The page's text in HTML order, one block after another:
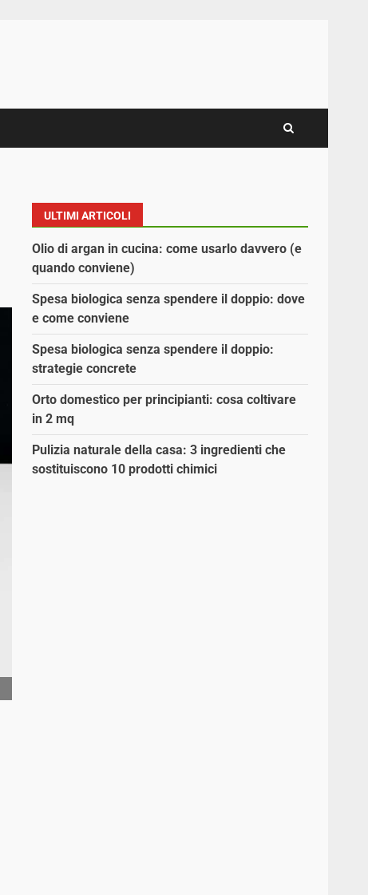
ULTIMI ARTICOLI
Olio di argan in cucina: come usarlo davvero (e
quando conviene)
Spesa biologica senza spendere il doppio: dove
e come conviene
Spesa biologica senza spendere il doppio:
strategie concrete
Orto domestico per principianti: cosa coltivare
in 2 mq
Pulizia naturale della casa: 3 ingredienti che
sostituiscono 10 prodotti chimici